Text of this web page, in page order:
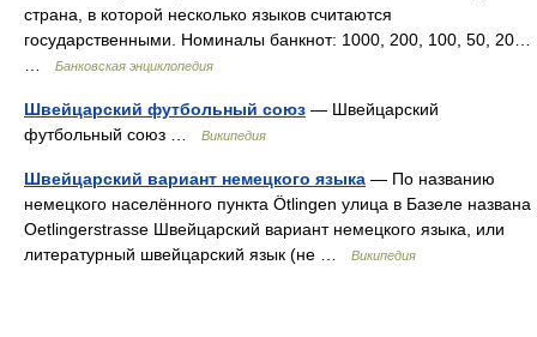
страна, в которой несколько языков считаются
государственными. Номиналы банкнот: 1000, 200, 100, 50, 20…
Банковская энциклопедия
Швейцарский футбольный союз — Швейцарский
футбольный союз …
Википедия
Швейцарский вариант немецкого языка — По названию
немецкого населённого пункта Ötlingen улица в Базеле названа
Oetlingerstrasse Швейцарский вариант немецкого языка, или
литературный швейцарский язык (не …
Википедия